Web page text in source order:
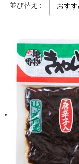
並び替え：